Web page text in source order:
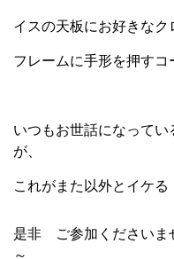
イスの天板にお好きなク
フレームに手形を押す
いつもお世話になって
が、
これがまた以外とイケる
是非 ご参加くださいま
～